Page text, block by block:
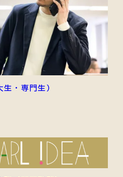
・専門生）